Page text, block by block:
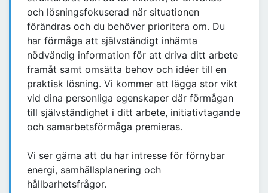
och lösningsfokuserad när situationen
förändras och du behöver prioritera om. Du
har förmåga att självständigt inhämta
nödvändig information för att driva ditt arbete
framåt samt omsätta behov och idéer till en
praktisk lösning. Vi kommer att lägga stor vikt
vid dina personliga egenskaper där förmågan
till självständighet i ditt arbete, initiativtagande
och samarbetsförmåga premieras.
Vi ser gärna att du har intresse för förnybar
energi, samhällsplanering och
hållbarhetsfrågor.